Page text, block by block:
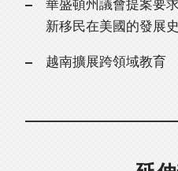
華盛頓州議會提案要
新移民在美國的發展史
越南擴展跨領域教育